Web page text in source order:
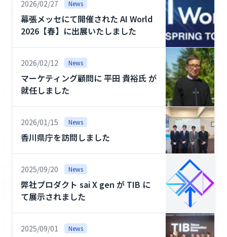
い
て
お
合
わ
2026/02/27 News
幕張メッセにて開催された AI World
2026【春】に出展いたしました
2026/02/12 News
マーケティング顧問に 平田 貴裕氏 が
就任しました
2026/01/15 News
香川県庁を訪問しました
2025/09/20 News
弊社プロダクト sai X gen が TIB に
て展示されました
2025/09/01 News